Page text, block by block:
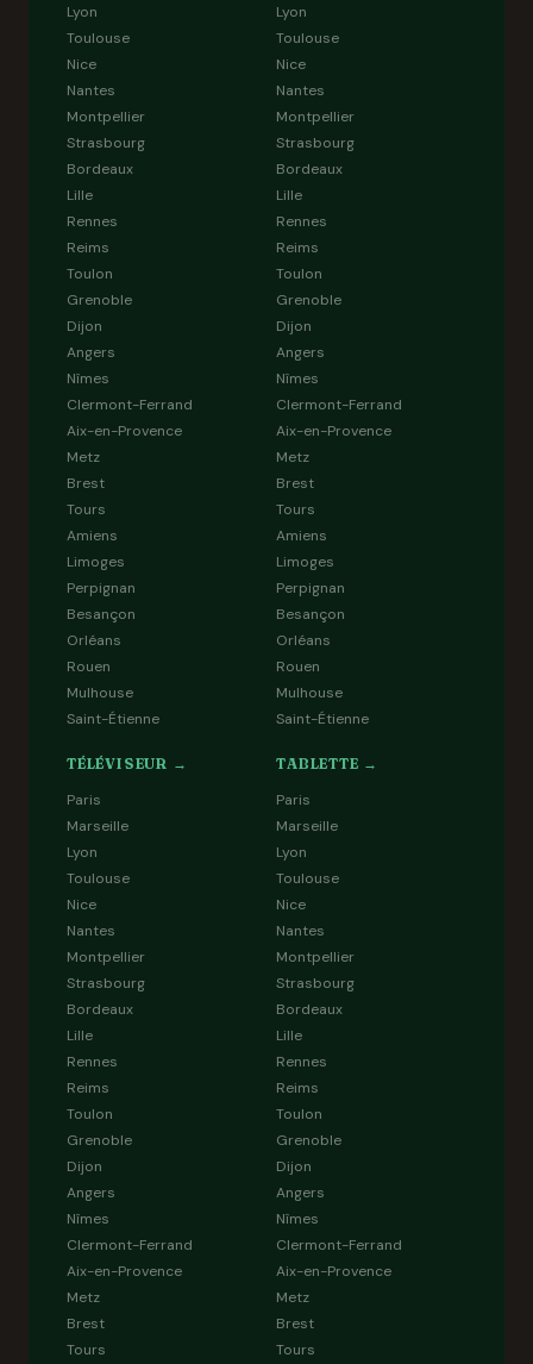
Lyon
Toulouse
Nice
Nantes
Montpellier
Strasbourg
Bordeaux
Lille
Rennes
Reims
Toulon
Grenoble
Dijon
Angers
Nîmes
Clermont-Ferrand
Aix-en-Provence
Metz
Brest
Tours
Amiens
Limoges
Perpignan
Besançon
Orléans
Rouen
Mulhouse
Saint-Étienne
Lyon
Toulouse
Nice
Nantes
Montpellier
Strasbourg
Bordeaux
Lille
Rennes
Reims
Toulon
Grenoble
Dijon
Angers
Nîmes
Clermont-Ferrand
Aix-en-Provence
Metz
Brest
Tours
Amiens
Limoges
Perpignan
Besançon
Orléans
Rouen
Mulhouse
Saint-Étienne
TÉLÉVISEUR →
Paris
Marseille
Lyon
Toulouse
Nice
Nantes
Montpellier
Strasbourg
Bordeaux
Lille
Rennes
Reims
Toulon
Grenoble
Dijon
Angers
Nîmes
Clermont-Ferrand
Aix-en-Provence
Metz
Brest
Tours
TABLETTE →
Paris
Marseille
Lyon
Toulouse
Nice
Nantes
Montpellier
Strasbourg
Bordeaux
Lille
Rennes
Reims
Toulon
Grenoble
Dijon
Angers
Nîmes
Clermont-Ferrand
Aix-en-Provence
Metz
Brest
Tours